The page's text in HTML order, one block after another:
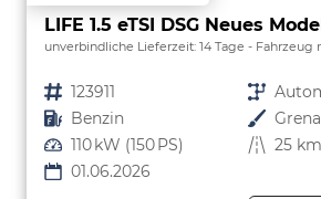
unverbindliche Lieferzeit: 14 Tage Fahrzeug
Fahrzeugnr. 123911 Getriebe
Kraftstoff Benzin Außenfarbe
Leistung 110 kW (150 PS) Kilometerstand 25 km
01.06.2026